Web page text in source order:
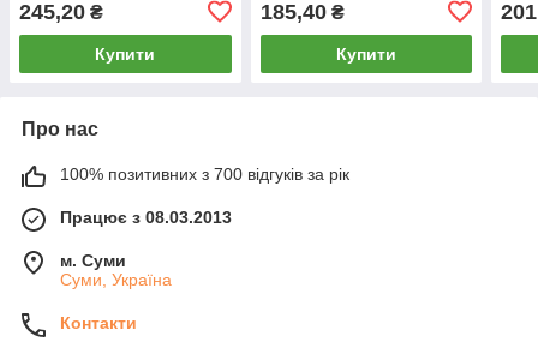
245,20 ₴
Купити
185,40₴
Купити
Про нас
100% позитивних з 700 відгуків за рік
Працює з 08.03.2013
м. Суми
Суми, Україна
Контакти